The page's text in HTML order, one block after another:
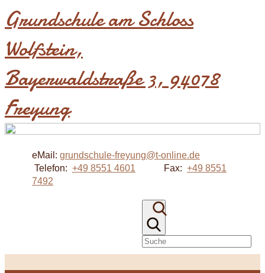
Grundschule am Schloss
Wolfstein​,
Bayerwaldstraße 3, 94078
Freyung
eMail: grundschule-freyung@t-online.de
Telefon: +49 8551 4601 Fax: +49 8551
7492